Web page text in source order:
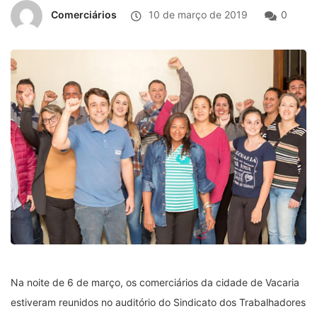
Comerciários 10 de março de 2019 0
Na noite de 6 de março, os comerciários da cidade de Vacaria
estiveram reunidos no auditório do Sindicato dos Trabalhadores